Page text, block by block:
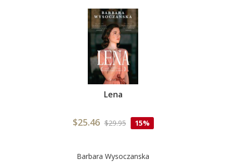
Lena
$25.46 $29.95 15%
Barbara Wysoczanska